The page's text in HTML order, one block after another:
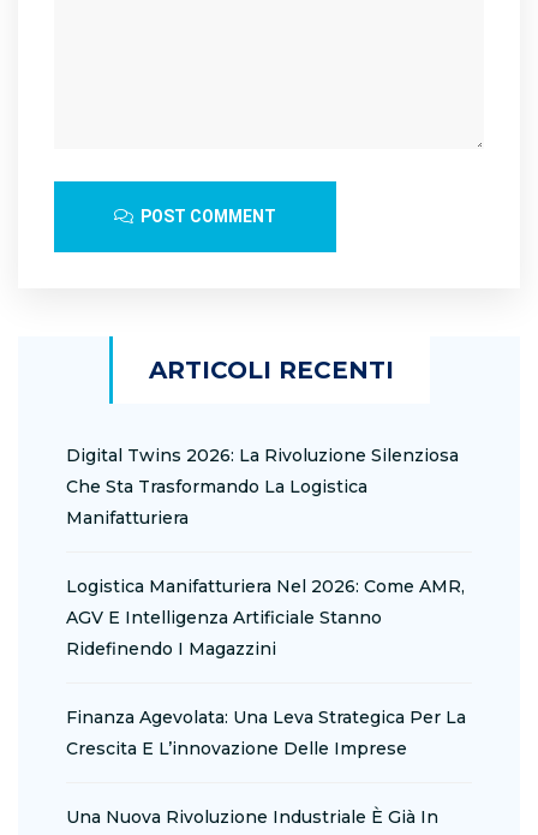
POST COMMENT
ARTICOLI RECENTI
Digital Twins 2026: La Rivoluzione Silenziosa
Che Sta Trasformando La Logistica
Manifatturiera
Logistica Manifatturiera Nel 2026: Come AMR,
AGV E Intelligenza Artificiale Stanno
Ridefinendo I Magazzini
Finanza Agevolata: Una Leva Strategica Per La
Crescita E L’innovazione Delle Imprese
Una Nuova Rivoluzione Industriale È Già In